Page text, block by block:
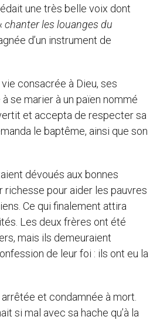
une très belle voix dont
chanter les louanges du
d’un instrument de
consacrée à Dieu, ses
se marier à un païen nommé
et accepta de respecter sa
le baptême, ainsi que son
dévoués aux bonnes
pour aider les pauvres
Ce qui finalement attira
Les deux frères ont été
mais ils demeuraient
de leur foi : ils ont eu la
et condamnée à mort.
si mal avec sa hache qu’à la